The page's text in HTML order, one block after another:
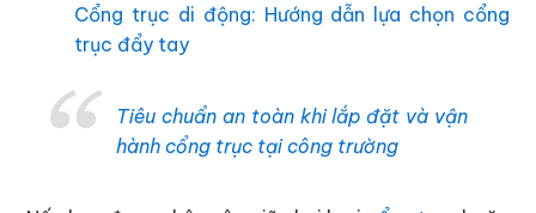
Cổng trục di động: Hướng dẫn lựa chọn cổng
trục đẩy tay
Tiêu chuẩn an toàn khi lắp đặt và vận
hành cổng trục tại công trường